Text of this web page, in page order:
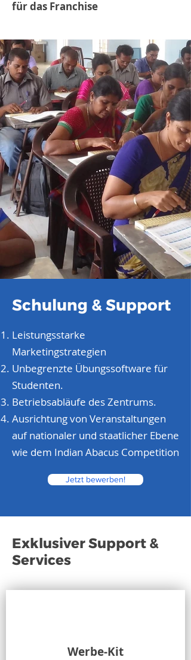
für das Franchise
Schulung & Support
Leistungsstarke
Marketingstrategien
Unbegrenzte Übungssoftware für
Studenten.
Betriebsabläufe des Zentrums.
Ausrichtung von Veranstaltungen
auf nationaler und staatlicher Ebene
wie dem Indian Abacus Competition
Jetzt bewerben!
Exklusiver Support &
Services
Werbe-Kit